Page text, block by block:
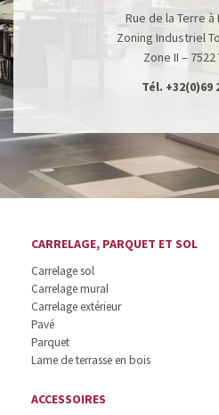
Rue de la Terre à
Zoning Industriel
Zone II – 7522
Tél. +32(0)69
CARRELAGE, PARQUET ET SOL
Carrelage sol
Carrelage mural
Carrelage extérieur
Pavé
Parquet
Lame de terrasse en bois
ACCESSOIRES